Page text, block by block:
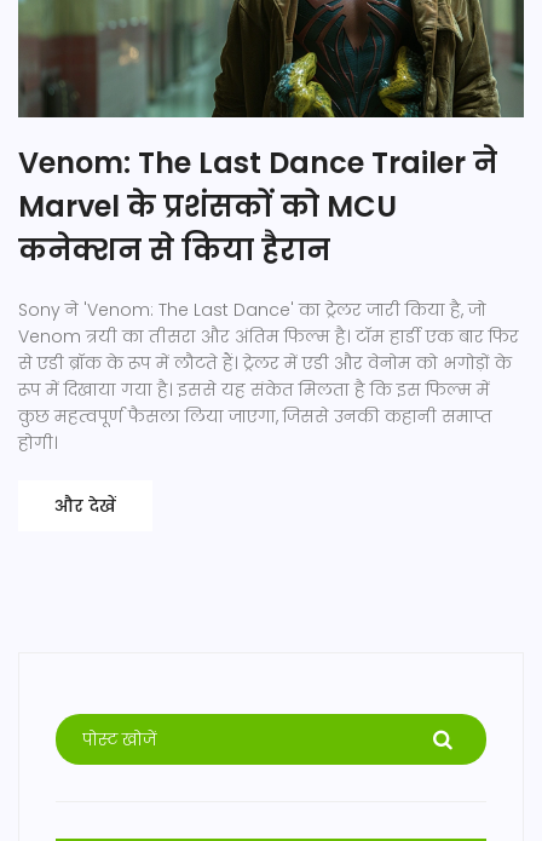
Venom: The Last Dance Trailer ने
Marvel के प्रशंसकों को MCU
कनेक्शन से किया हैरान
Sony ने 'Venom: The Last Dance' का ट्रेलर जारी किया है, जो
Venom त्रयी का तीसरा और अंतिम फिल्म है। टॉम हार्डी एक बार फिर
से एडी ब्रॉक के रूप में लौटते हैं। ट्रेलर में एडी और वेनोम को भगोड़ों के
रूप में दिखाया गया है। इससे यह संकेत मिलता है कि इस फिल्म में
कुछ महत्वपूर्ण फैसला लिया जाएगा, जिससे उनकी कहानी समाप्त
होगी।
और देखें